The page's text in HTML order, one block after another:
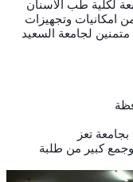
لكلية طب الاسنان
امكانيات وتجهيزات
متمنين لجامعة السعيد
تعز
كبير من طلبة